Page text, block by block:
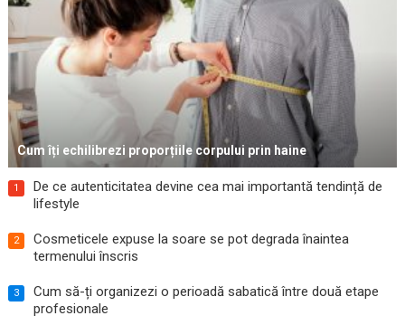
Cum îți echilibrezi proporțiile corpului prin haine
1
De ce autenticitatea devine cea mai importantă tendință de
lifestyle
2
Cosmeticele expuse la soare se pot degrada înaintea
termenului înscris
3
Cum să-ți organizezi o perioadă sabatică între două etape
profesionale